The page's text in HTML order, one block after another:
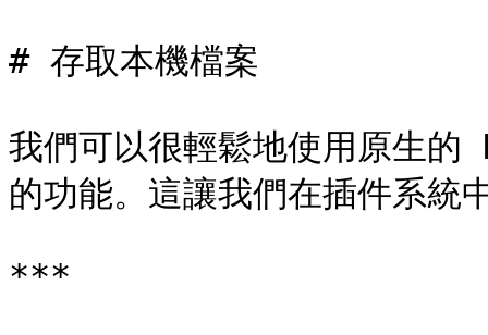
# 存取本機檔案
我們可以很輕鬆地使用原生
的功能。這讓我們在插件系統
***